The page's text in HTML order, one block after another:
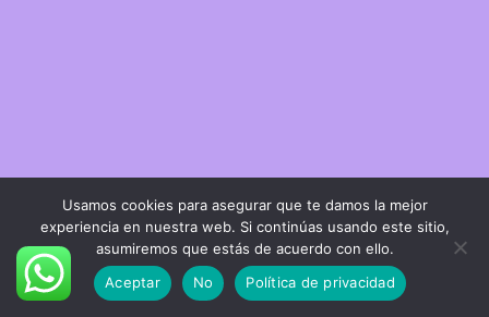
Usamos cookies para asegurar que te damos la mejor
experiencia en nuestra web. Si continúas usando este sitio,
asumiremos que estás de acuerdo con ello.
Aceptar
No Política de privacidad